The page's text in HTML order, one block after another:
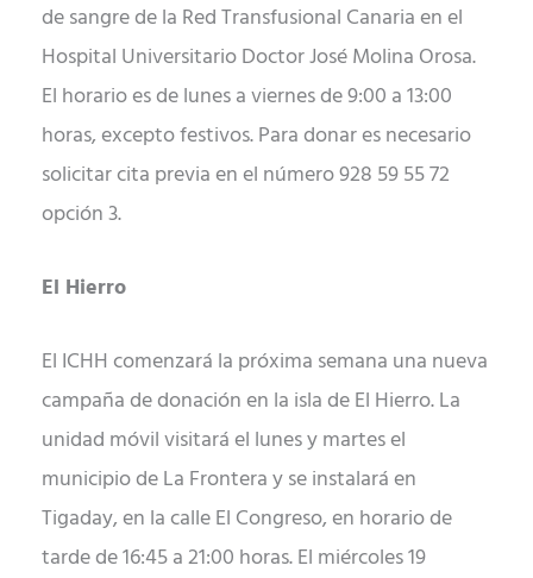
de sangre de la Red Transfusional Canaria en el
Hospital Universitario Doctor José Molina Orosa.
El horario es de lunes a viernes de 9:00 a 13:00
horas, excepto festivos. Para donar es necesario
solicitar cita previa en el número 928 59 55 72
opción 3.
El Hierro
El ICHH comenzará la próxima semana una nueva
campaña de donación en la isla de El Hierro. La
unidad móvil visitará el lunes y martes el
municipio de La Frontera y se instalará en
Tigaday, en la calle El Congreso, en horario de
tarde de 16:45 a 21:00 horas. El miércoles 19